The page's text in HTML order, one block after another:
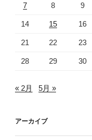
7 8 9
14 15 16
21 22 23
28 29 30
« 2月 5月 »
アーカイブ